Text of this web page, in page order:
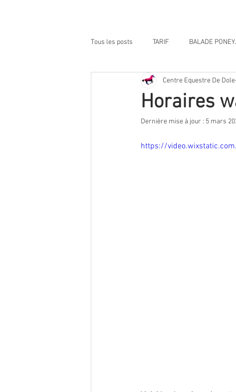
Tous les posts TARIF BALADE
NOS VIDEOS BY HALPHASTUDIO
Horaires
Centre Equestre De Dole
Dernière mise à jour : 5 mars
https://